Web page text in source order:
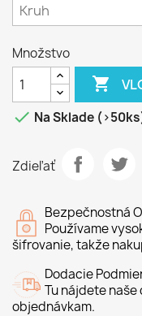
Množstvo

 Na Sklade
Zdieľať
Bezpečnostná
Používame
šifrovanie, takže
Dodacie
Tu nájdete
objednávkam.